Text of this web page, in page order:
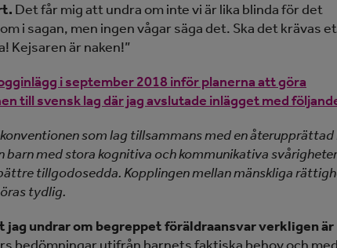
Det får mig att undra om inte vi är lika blinda för det
i sagan, men ingen vågar säga det. Ska det krävas
Kejsaren är naken!”
i september 2018 inför planerna att göra
till svensk lag där jag avslutade inlägget med
som lag tillsammans med en återupprättad
barn med stora kognitiva och kommunikativa
tillgodosedda. Kopplingen mellan mänskliga
tydlig.
undrar om begreppet föräldraansvar verkligen är